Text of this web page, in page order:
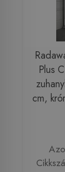
Plus
cm,